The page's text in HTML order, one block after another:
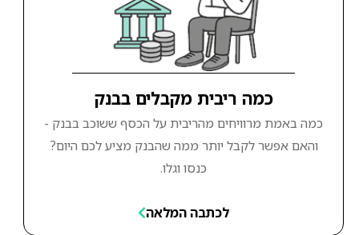
כמה ריבית מקבלים בבנק
כמה באמת מרוויחים מהריבית על הכסף ששוכב בבנק -
והאם אפשר לקבל יותר ממה שהבנק מציע לכם היום?
כנסו וגלו.
לכתבה המלאה